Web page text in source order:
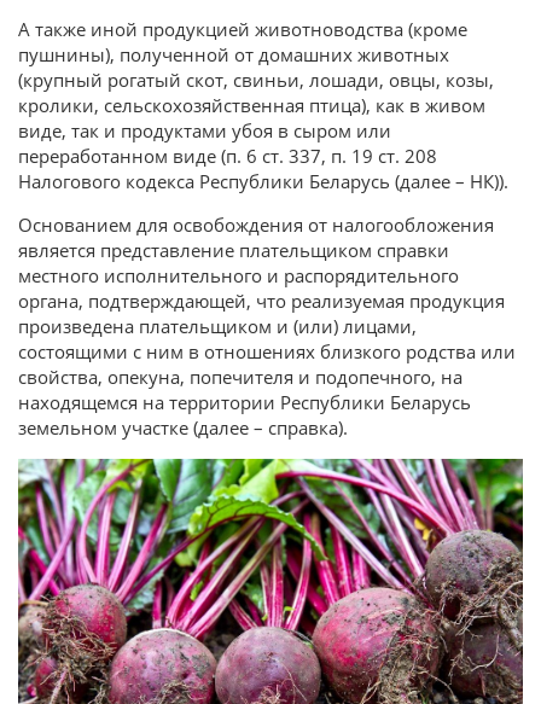
А также иной продукцией животноводства (кроме
пушнины), полученной от домашних животных
(крупный рогатый скот, свиньи, лошади, овцы, козы,
кролики, сельскохозяйственная птица), как в живом
виде, так и продуктами убоя в сыром или
переработанном виде (п. 6 ст. 337, п. 19 ст. 208
Налогового кодекса Республики Беларусь (далее – НК)).
Основанием для освобождения от налогообложения
является представление плательщиком справки
местного исполнительного и распорядительного
органа, подтверждающей, что реализуемая продукция
произведена плательщиком и (или) лицами,
состоящими с ним в отношениях близкого родства или
свойства, опекуна, попечителя и подопечного, на
находящемся на территории Республики Беларусь
земельном участке (далее – справка).